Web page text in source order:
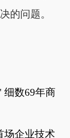
的问题。
细数69年商
场企业技术